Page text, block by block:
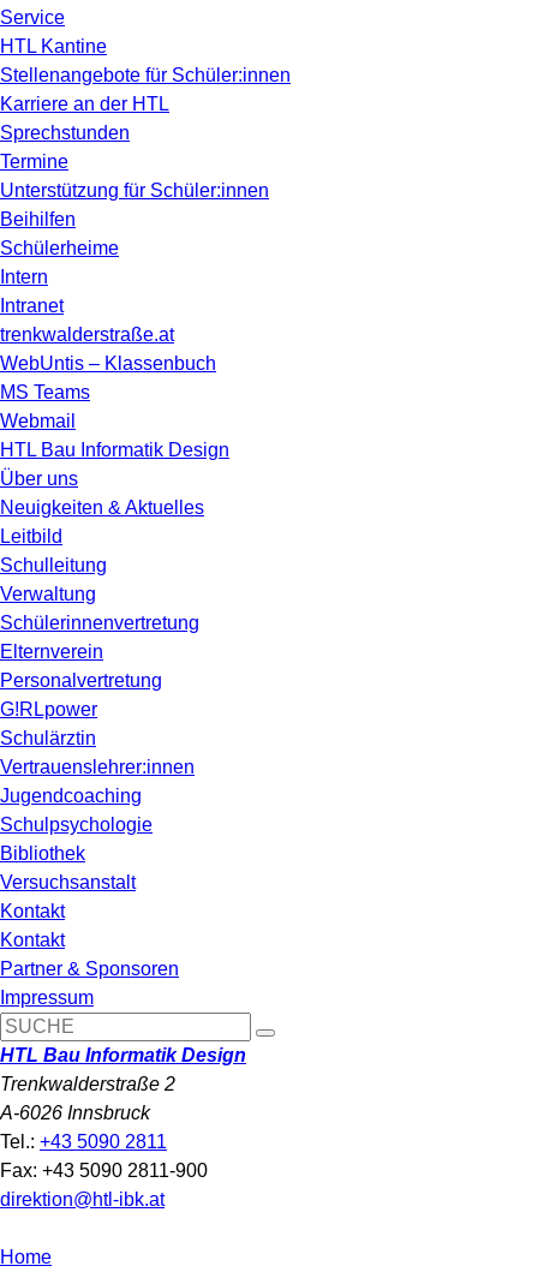
Service
HTL Kantine
Stellenangebote für Schüler:innen
Karriere an der HTL
Sprechstunden
Termine
Unterstützung für Schüler:innen
Beihilfen
Schülerheime
Intern
Intranet
trenkwalderstraße.at
WebUntis – Klassenbuch
MS Teams
Webmail
HTL Bau Informatik Design
Über uns
Neuigkeiten & Aktuelles
Leitbild
Schulleitung
Verwaltung
Schülerinnenvertretung
Elternverein
Personalvertretung
G!RLpower
Schulärztin
Vertrauenslehrer:innen
Jugendcoaching
Schulpsychologie
Bibliothek
Versuchsanstalt
Kontakt
Kontakt
Partner & Sponsoren
Impressum
HTL Bau Informatik Design
Trenkwalderstraße 2
A-6026 Innsbruck
Tel.: +43 5090 2811
Fax: +43 5090 2811-900
direktion@htl-ibk.at
Home